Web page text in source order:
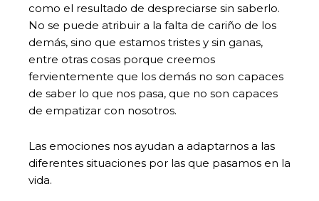
como el resultado de despreciarse sin saberlo.
No se puede atribuir a la falta de cariño de los
demás, sino que estamos tristes y sin ganas,
entre otras cosas porque creemos
fervientemente que los demás no son capaces
de saber lo que nos pasa, que no son capaces
de empatizar con nosotros.
Las emociones nos ayudan a adaptarnos a las
diferentes situaciones por las que pasamos en la
vida.